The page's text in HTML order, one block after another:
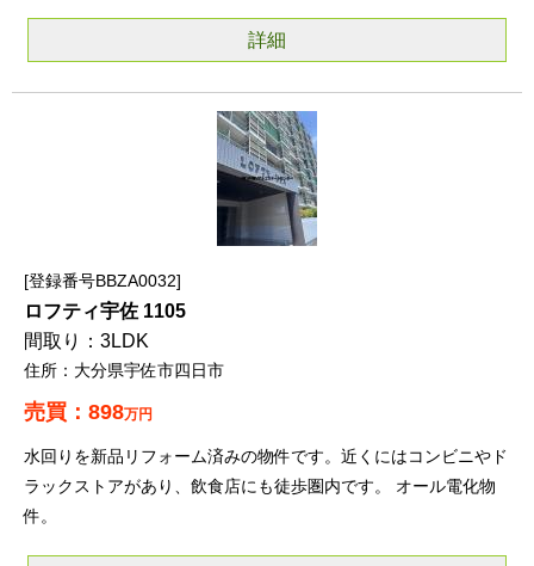
詳細
登録番号BBZA0032
ロフティ宇佐 1105
3LDK
大分県宇佐市四日市
898万円
水回りを新品リフォーム済みの物件です。近くにはコンビニやド
ラックストアがあり、飲食店にも徒歩圏内です。 オール電化物
件。